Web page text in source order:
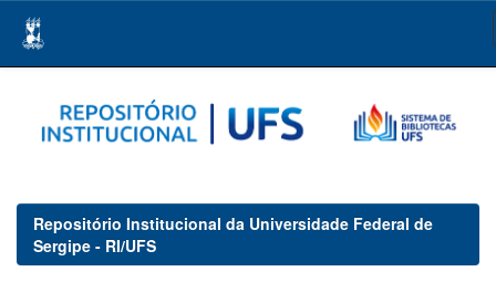
navigation
Repositório Institucional da Universidade Federal de
Sergipe - RI/UFS